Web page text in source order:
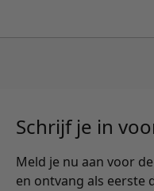
Schrijf je in
Meld je nu aan voor
en ontvang als eerste